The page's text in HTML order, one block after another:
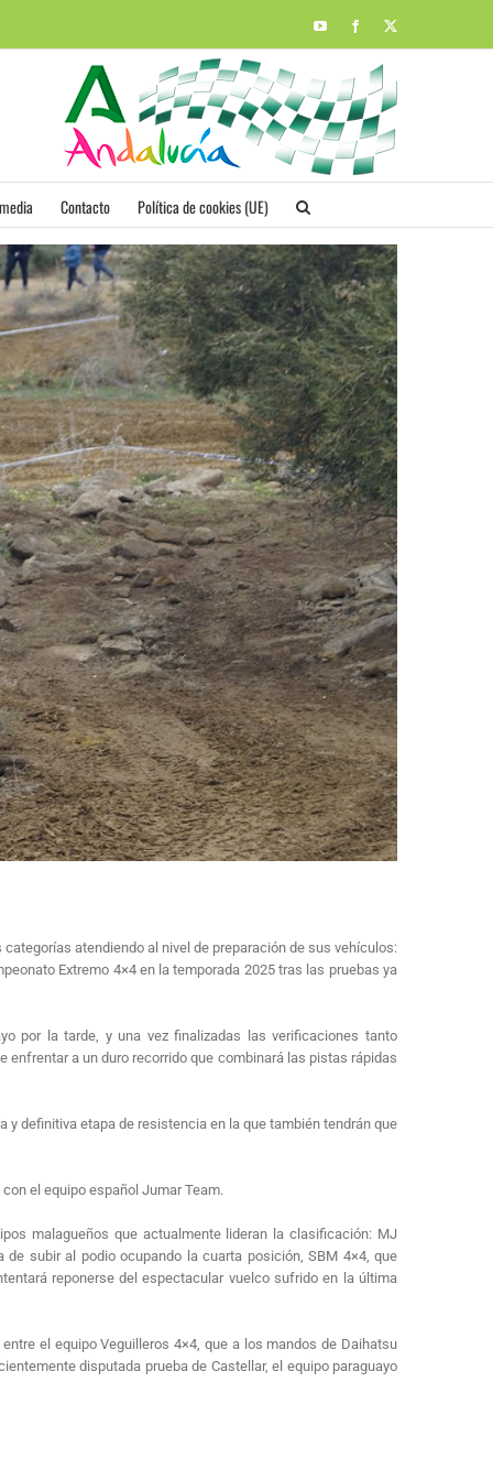
YouTubeFacebook
Contacto Política de cookies (UE)
atendiendo al nivel de preparación de sus vehículos:
Extremo 4×4 en la temporada 2025 tras las pruebas ya
por la tarde, y una vez finalizadas las verificaciones tanto
a un duro recorrido que combinará las pistas rápidas
y definitiva etapa de resistencia en la que también tendrán que
el equipo español Jumar Team.
malagueños que actualmente lideran la clasificación: MJ
subir al podio ocupando la cuarta posición, SBM 4×4, que
reponerse del espectacular vuelco sufrido en la última
el equipo Veguilleros 4×4, que a los mandos de Daihatsu
disputada prueba de Castellar, el equipo paraguayo